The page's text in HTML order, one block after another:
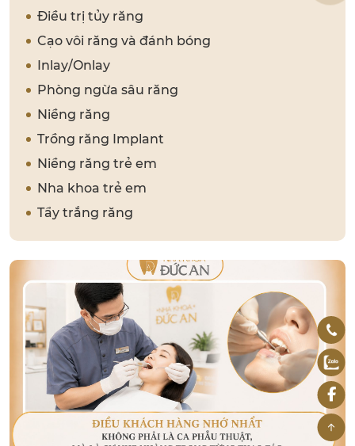
Điều trị tủy răng
Cạo vôi răng và đánh bóng
Inlay/Onlay
Phòng ngừa sâu răng
Niềng răng
Trồng răng Implant
Niềng răng trẻ em
Nha khoa trẻ em
Tẩy trắng răng